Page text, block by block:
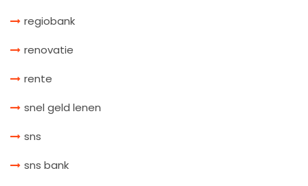
regiobank
renovatie
rente
snel geld lenen
sns
sns bank